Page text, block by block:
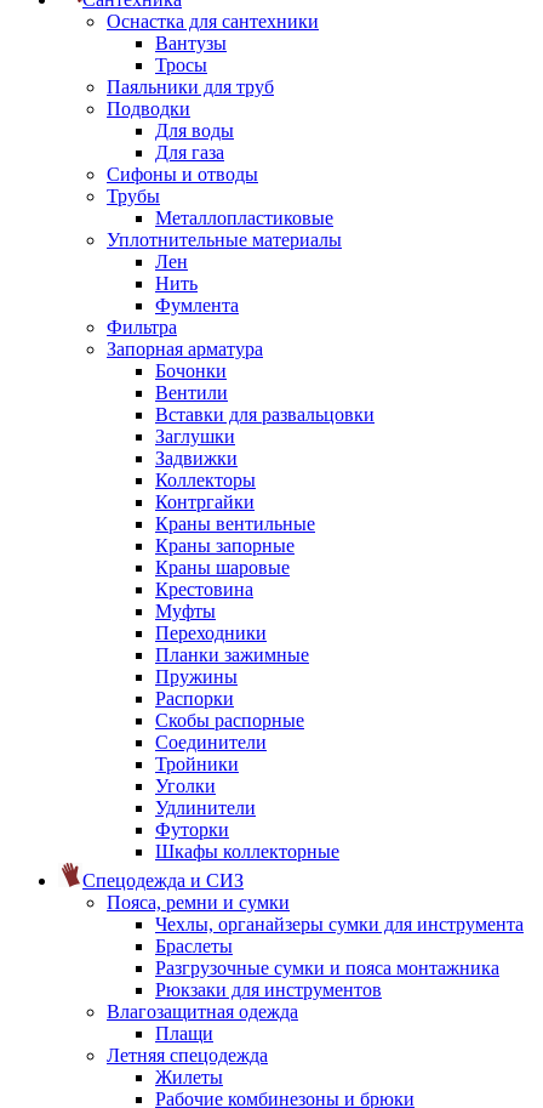
Оснастка для сантехники
Вантузы
Тросы
Паяльники для труб
Подводки
Для воды
Для газа
Сифоны и отводы
Трубы
Металлопластиковые
Уплотнительные материалы
Лен
Нить
Фумлента
Фильтра
Запорная арматура
Бочонки
Вентили
Вставки для развальцовки
Заглушки
Задвижки
Коллекторы
Контргайки
Краны вентильные
Краны запорные
Краны шаровые
Крестовина
Муфты
Переходники
Планки зажимные
Пружины
Распорки
Скобы распорные
Соединители
Тройники
Уголки
Удлинители
Футорки
Шкафы коллекторные
Спецодежда и СИЗ
Пояса, ремни и сумки
Чехлы, органайзеры сумки для инструмента
Браслеты
Разгрузочные сумки и пояса монтажника
Рюкзаки для инструментов
Влагозащитная одежда
Плащи
Летняя спецодежда
Жилеты
Рабочие комбинезоны и брюки